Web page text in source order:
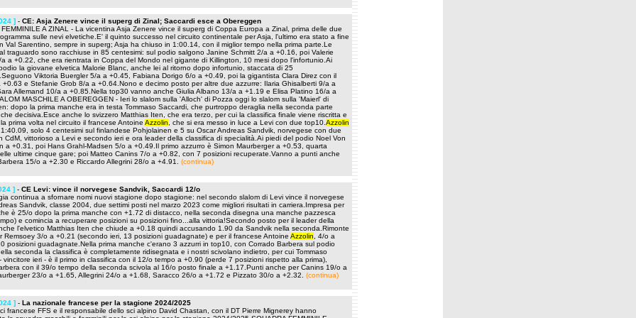
] - CE: Asja Zenere vince il superg di Zinal; Saccardi esce a Obereggen
A ZINAL - La vicentina Asja Zenere vince il superg di Coppa Europa a Zinal, prima delle due
sulle nevi elvetiche.E' il quinto successo nel circuito continentale per Asja, l'ultimo era stato a fine
Val Sarentino, sempre in superg; Asja ha chiuso in 1:00.14, con il miglior tempo nella prima parte.Le
traguardo sono racchiuse in 85 centesimi: sul podio salgono Janine Schmitt 2/a a +0.16, poi Valerie
a a +0.22, che era rientrata in Coppa del Mondo nel gigante di Killington, 10 mesi dopo l'infortunio.Ai
la giovane elvetica Malorie Blanc, anche lei al ritorno dopo infortunio, staccata di 25
Viktoria Buergler 5/a a +0.45, Fabiana Dorigo 6/o a +0.49, poi la gigantista Clara Direz con il
+0.63 e Stefanie Grob 8/a a +0.64.Nono e decimo posto per altre due azzurre: Ilaria Ghisalberti 9/a a
Allemand 10/a a +0.85.Nella top30 vanno anche Giulia Albano 13/a a +1.19 e Elisa Platino 16/a a
MASCHILE A OBEREGGEN - Ieri lo slalom sulla 'Alloch' di Pozza oggi lo slalom sulla 'Maierl' di
dopo la prima manche era in testa Tommaso Saccardi, che purtroppo deraglia nella seconda parte
decisiva.Esce anche lo svizzero Matthias Iten, che era terzo, per cui la classifica finale viene riscritta e
prima volta nel circuito il francese Antoine Azzolin , che si era messo in luce a Levi con due top10. Azzolin
solo 4 centesimi sul finlandese Pohjolainen e 5 su Oscar Andreas Sandvik, norvegese con due
CdM, vittorioso a Levi e secondo ieri e ora leader della classifica di specialità.Ai piedi del podio Noel Von
a +0.31, poi Hans Grahl-Madsen 5/o a +0.49.Il primo azzurro è Simon Maurberger a +0.53, quarta
ultime cinque gare; poi Matteo Canins 7/o a +0.82, con 7 posizioni recuperate.Vanno a punti anche
15/o a +2.30 e Riccardo Allegrini 28/o a +4.91. (continua)
] - CE Levi: vince il norvegese Sandvik, Saccardi 12/o
continua a sfornare nomi nuovi stagione dopo stagione: nel secondo slalom di Levi vince il norvegese
Sandvik, classe 2004, due settimi posti nel marzo 2023 come migliori risultati in carriera.Impresa per
è 25/o dopo la prima manche con +1.72 di distacco, nella seconda disegna una manche pazzesca
e comincia a recuperare posizioni su posizioni fino...alla vittoria!Secondo posto per il leader della
l'elvetico Matthias Iten che chiude a +0.18 quindi accusando 1.90 da Sandvik nella seconda.Rimonte
Remsoey 3/o a +0.21 (secondo ieri, 13 posizioni guadagnate) e per il francese Antoine Azzolin , 4/o a
posizioni guadagnate.Nella prima manche c'erano 3 azzurri in top10, con Corrado Barbera sul podio
seconda la classifica è completamente ridisegnata e i nostri scivolano indietro, per cui Tommaso
vincitore ieri - è il primo in classifica con il 12/o tempo a +0.90 (perde 7 posizioni rispetto alla prima),
con il 39/o tempo della seconda scivola al 16/o posto finale a +1.17.Punti anche per Canins 19/o a
23/o a +1.65, Allegrini 24/o a +1.68, Saracco 26/o a +1.72 e Pizzato 30/o a +2.32. (continua)
] - La nazionale francese per la stagione 2024/2025
francese FFS e il responsabile dello sci alpino David Chastan, con il DT Pierre Mignerey hanno